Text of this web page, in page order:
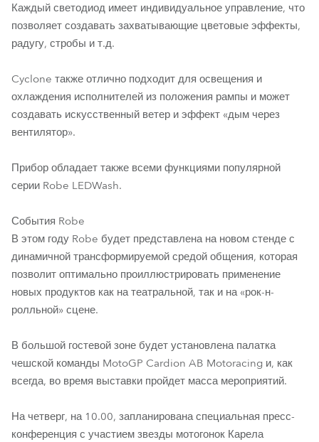
Каждый светодиод имеет индивидуальное управление, что
позволяет создавать захватывающие цветовые эффекты,
радугу, стробы и т.д.
Cyclone также отлично подходит для освещения и
охлаждения исполнителей из положения рампы и может
создавать искусственный ветер и эффект «дым через
вентилятор».
Прибор обладает также всеми функциями популярной
серии Robe LEDWash.
События Robe
В этом году Robe будет представлена на новом стенде с
динамичной трансформируемой средой общения, которая
позволит оптимально проиллюстрировать применение
новых продуктов как на театральной, так и на «рок-н-
ролльной» сцене.
В большой гостевой зоне будет установлена палатка
чешской команды MotoGP Cardion AB Motoracing и, как
всегда, во время выставки пройдет масса мероприятий.
На четверг, на 10.00, запланирована специальная пресс-
конференция с участием звезды мотогонок Карела